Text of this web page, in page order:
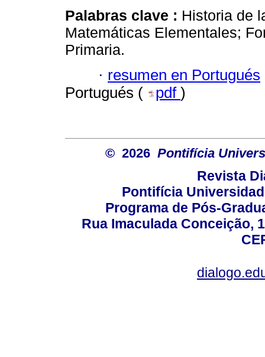
Palabras clave : Historia de
Matemáticas Elementales;
Primaria.
· resumen en Portugués
Portugués (
pdf )
© 2026 Pontifícia
Revista
Pontifícia
Programa de Pós-
Rua Imaculada Conceição,